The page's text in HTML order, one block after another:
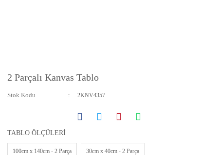
2 Parçalı Kanvas Tablo
Stok Kodu 2KNV4357
TABLO ÖLÇÜLERİ
100cm x 140cm - 2 Parça 30cm x 40cm - 2 Parça